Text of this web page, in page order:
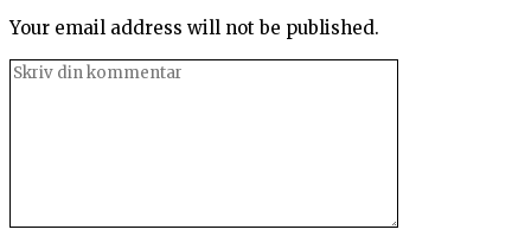
Your email address will not be published.